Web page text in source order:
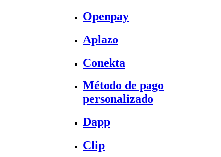
Openpay
Aplazo
Conekta
Método de pago
personalizado
Dapp
Clip